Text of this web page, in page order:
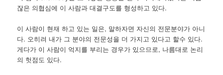
잖은 의협심에 이 사람과 대결구도를 형성하고 있다.
이 사람이 현재 하고 있는 일은, 말하자면 자신의 전문분야가 아니
다. 오히려 내가 그 분야의 전문성을 더 가지고 있다고 할수 있다.
게다가 이 사람이 억지를 부리는 경우가 있으므로, 나름대로 논리
의 헛점도 있다.